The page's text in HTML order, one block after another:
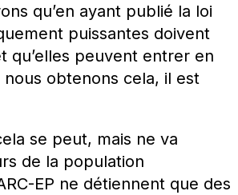
qu’en ayant publié la loi
puissantes doivent
qu’elles peuvent entrer en
obtenons cela, il est
se peut, mais ne va
de la population
EP ne détiennent que des